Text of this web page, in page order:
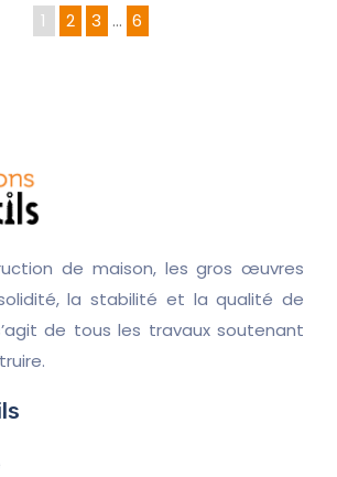
1 2 3 … 6
de maison, les gros œuvres
la stabilité et la qualité de
de tous les travaux soutenant